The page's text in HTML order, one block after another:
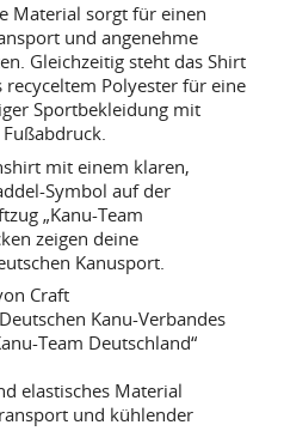
Material sorgt für einen
und angenehme
Gleichzeitig steht das Shirt
Polyester für eine
Sportbekleidung mit
mit einem klaren,
Symbol auf der
„Kanu-Team
zeigen deine
Kanusport.
Craft
Kanu-Verbandes
Team Deutschland“
elastisches Material
und kühlender